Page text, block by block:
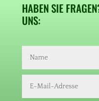
HABEN SIE
UNS: